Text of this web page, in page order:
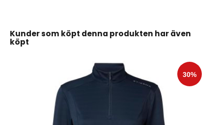
Kunder som köpt denna produkten har även
köpt